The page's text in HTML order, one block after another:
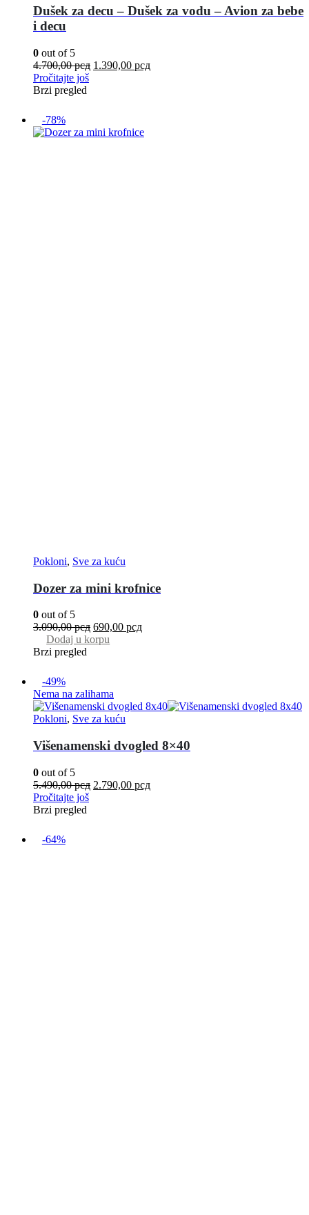
Dušek za decu – Dušek za vodu – Avion za bebe
i decu
0 out of 5
4.700,00рсд 1.390,00 рсд
Pročitajte još
Brzi pregled
-78%
Pokloni, Sve za kuću
Dozer za mini krofnice
0 out of 5
3.090,00рсд 690,00 рсд
Dodaj u korpu
Brzi pregled
-49%
Nema na zalihama
Pokloni, Sve za kuću
Višenamenski dvogled 8×40
0 out of 5
5.490,00рсд 2.790,00 рсд
Pročitajte još
Brzi pregled
-64%